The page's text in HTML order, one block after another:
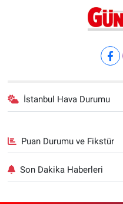
İstanbul Hava Durumu
Puan Durumu ve Fikstür
Son Dakika Haberleri